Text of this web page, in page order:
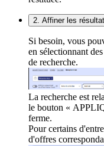
2. Affiner les
Si besoin, vous
en sélectionnant
de recherche.
La recherche est
le bouton «
ferme.
Pour certains
d'offres